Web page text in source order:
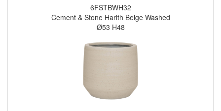
6FSTBWH32
Cement & Stone Harith Beige Washed
Ø53 H48